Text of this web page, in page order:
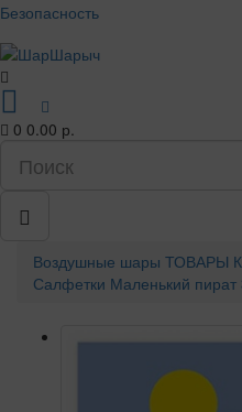
Безопасность
0 0.00 р.
Воздушные шары ТОВАРЫ
Салфетки Маленький